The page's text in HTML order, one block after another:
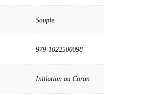
Souple
979-1022500098
Initiation au Coran